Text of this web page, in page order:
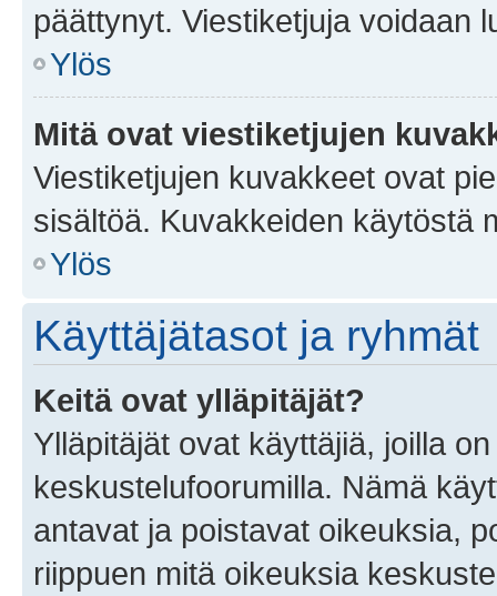
päättynyt. Viestiketjuja voidaan
Ylös
Mitä ovat viestiketjujen
Viestiketjujen kuvakkeet ovat
sisältöä. Kuvakkeiden käytöstä
Ylös
Käyttäjätasot ja ryhmät
Keitä ovat ylläpitäjät?
Ylläpitäjät ovat käyttäjiä, joilla
keskustelufoorumilla. Nämä
antavat ja poistavat oikeuksia,
riippuen mitä oikeuksia